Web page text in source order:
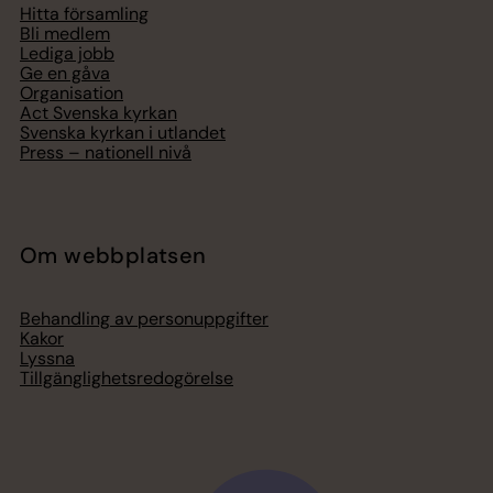
Hitta församling
Bli medlem
Lediga jobb
Ge en gåva
Organisation
Act Svenska kyrkan
Svenska kyrkan i utlandet
Press – nationell nivå
Om webbplatsen
Behandling av personuppgifter
Kakor
Lyssna
Tillgänglighetsredogörelse